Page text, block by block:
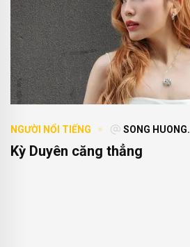
NGƯỜI NỔI TIẾNG SONG HUONG.
Kỳ Duyên căng thẳng